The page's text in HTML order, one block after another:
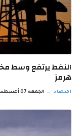
النفط يرتفع وسط
هرمز
اقتصاد الجمعة 07 أغسطس 8:13 ص